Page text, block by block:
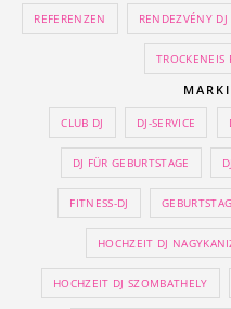
REFERENZEN RENDEZVÉNY DJ
TROCKENEIS
CLUB DJ DJ-SERVICE
DJ FÜR GEBURTSTAGE
FITNESS-DJ
HOCHZEIT DJ
HOCHZEIT DJ SZOMBATHELY